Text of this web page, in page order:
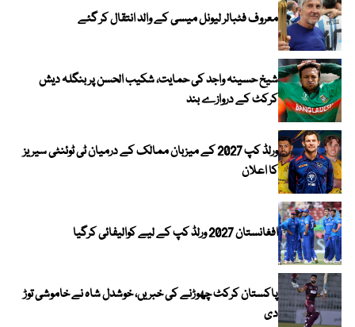
معروف فٹبالر لیونل میسی کے والد انتقال کر گئے
شیخ حسینہ واجد کی حمایت، شکیب الحسن پر بنگلہ دیش
کرکٹ کے دروازے بند
ورلڈ کپ 2027 کے میزبان ممالک کے درمیان ٹی ٹوئنٹی سیریز
کا اعلان
افغانستان 2027 ورلڈ کپ کے لیے کوالیفائی کرگیا
پاکستان کرکٹ چھوڑنے کی خبریں، خوشدل شاہ نے خاموشی توڑ
دی